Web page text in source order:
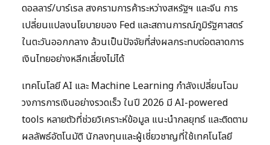
ดอลลาร์/บาร์เรล สงครามการค้าระหว่างสหรัฐฯ และจีน การ
เปลี่ยนแปลงนโยบายของ Fed และสถานการณ์ภูมิรัฐศาสตร์
ในตะวันออกกลาง ล้วนเป็นปัจจัยที่ส่งผลกระทบต่อตลาดการ
เงินไทยอย่างหลีกเลี่ยงไม่ได้
เทคโนโลยี AI และ Machine Learning กำลังเปลี่ยนโฉม
วงการการเงินอย่างรวดเร็ว ในปี 2026 มี AI-powered
tools หลายตัวที่ช่วยวิเคราะห์ข้อมูล แนะนำกลยุทธ์ และติดตาม
ผลลัพธ์อัตโนมัติ นักลงทุนและผู้เชี่ยวชาญที่ใช้เทคโนโลยี